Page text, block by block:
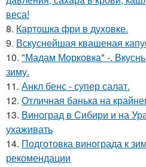
веса!
8. Картошка фри в духовке.
9. Вскуснейшая квашеная
10. "Мадам Морковка" -.
зиму.
11. Анкл бенс - супер салат.
12. Отличная банька на
13. Виноград в Сибири и на
ухаживать
14. Подготовка винограда к
рекомендации